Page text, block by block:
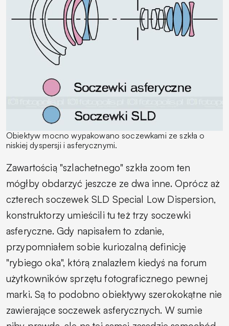
Obiektyw mocno wypakowano soczewkami ze szkła o
niskiej dyspersji i asferycznymi.
Zawartością "szlachetnego" szkła zoom ten
mógłby obdarzyć jeszcze ze dwa inne. Oprócz aż
czterech soczewek SLD Special Low Dispersion,
konstruktorzy umieścili tu też trzy soczewki
asferyczne. Gdy napisałem to zdanie,
przypomniałem sobie kuriozalną definicję
"rybiego oka", którą znalazłem kiedyś na forum
użytkowników sprzętu fotograficznego pewnej
marki. Są to podobno obiektywy szerokokątne nie
zawierające soczewek asferycznych. W sumie